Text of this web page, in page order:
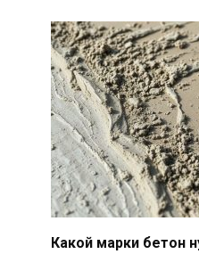
Какой марки бетон